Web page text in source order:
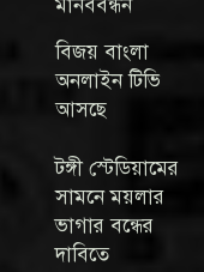
মানববন্ধন
বিজয় বাংলা
অনলাইন টিভি
আসছে
টঙ্গী স্টেডিয়ামের
সামনে ময়লার
ভাগার বন্ধের
দাবিতে